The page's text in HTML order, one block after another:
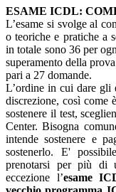
ESAME ICDL:
L’esame si svolge al
o teoriche e pratiche a
in totale sono 36 per
superamento della
pari a 27 domande.
L’ordine in cui dare gli
discrezione, così come
sostenere il test,
Center. Bisogna
intende sostenere e
sostenerlo. E'
prenotarsi per più di
eccezione l’esame